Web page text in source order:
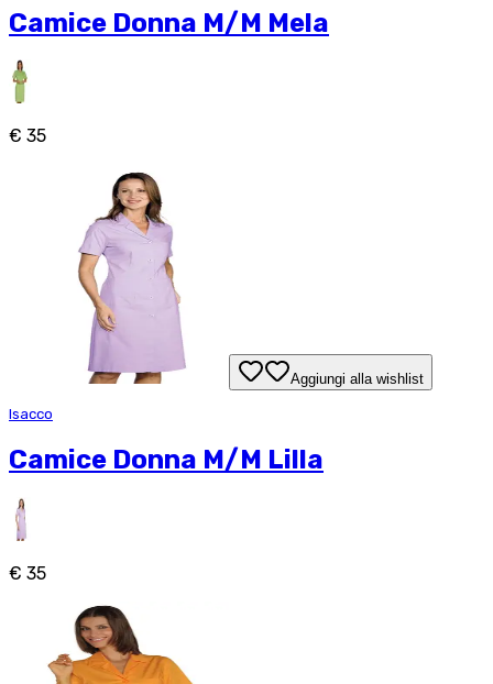
Camice Donna M/M Mela
€ 35
Aggiungi alla wishlist
Isacco
Camice Donna M/M Lilla
€ 35